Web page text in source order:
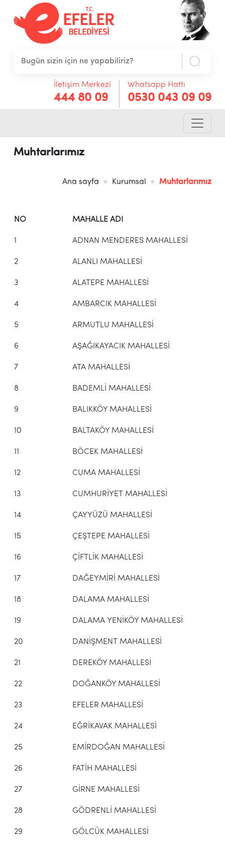
İletişim Merkezi
444 80 09
Whatsapp Hattı
0530 043 09 09
Muhtarlarımız
Ana sayfa Kurumsal Muhtarlarımız
NO MAHALLE ADI
1 ADNAN MENDERES MAHALLESİ
2 ALANLI MAHALLESİ
3 ALATEPE MAHALLESİ
4 AMBARCIK MAHALLESİ
5 ARMUTLU MAHALLESİ
6 AŞAĞIKAYACIK MAHALLESİ
7 ATA MAHALLESİ
8 BADEMLİ MAHALLESİ
9 BALIKKÖY MAHALLESİ
10 BALTAKÖY MAHALLESİ
11 BÖCEK MAHALLESİ
12 CUMA MAHALLESİ
13 CUMHURİYET MAHALLESİ
14 ÇAYYÜZÜ MAHALLESİ
15 ÇEŞTEPE MAHALLESİ
16 ÇİFTLİK MAHALLESİ
17 DAĞEYMİRİ MAHALLESİ
18 DALAMA MAHALLESİ
19 DALAMA YENİKÖY MAHALLESİ
20 DANİŞMENT MAHALLESİ
21 DEREKÖY MAHALLESİ
22 DOĞANKÖY MAHALLESİ
23 EFELER MAHALLESİ
24 EĞRİKAVAK MAHALLESİ
25 EMİRDOĞAN MAHALLESİ
26 FATİH MAHALLESİ
27 GİRNE MAHALLESİ
28 GÖDRENLİ MAHALLESİ
29 GÖLCÜK MAHALLESİ